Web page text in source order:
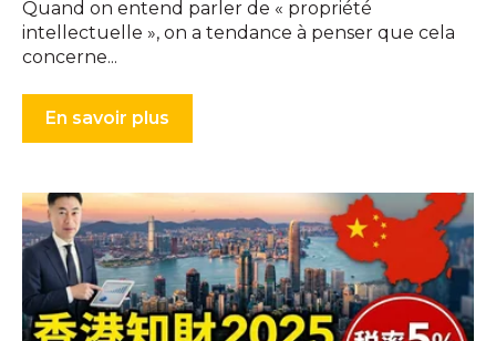
Quand on entend parler de « propriété
intellectuelle », on a tendance à penser que cela
concerne...
En savoir plus